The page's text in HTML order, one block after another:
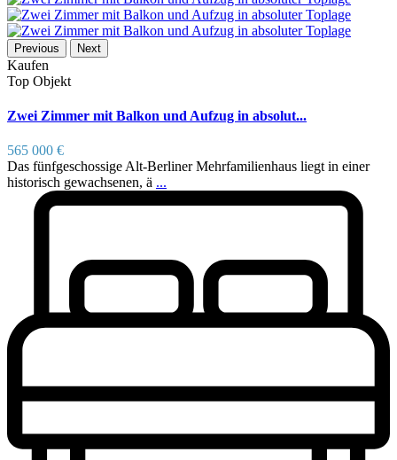
Previous Next
Kaufen
Top Objekt
Zwei Zimmer mit Balkon und Aufzug in absolut...
565 000 €
Das fünfgeschossige Alt-Berliner Mehrfamilienhaus liegt in einer
historisch gewachsenen, ä ...